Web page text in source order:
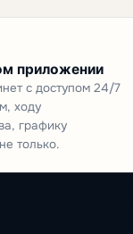
приложении
с доступом 24/7
ходу
графику
только.